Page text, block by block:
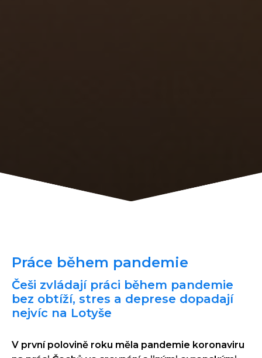
Práce během pandemie
Češi zvládají práci během pandemie
bez obtíží, stres a deprese dopadají
nejvíc na Lotyše
V první polovině roku měla pandemie koronaviru